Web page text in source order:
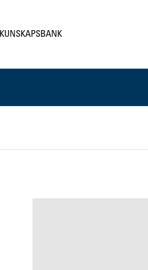
KUNSKAPSBANK